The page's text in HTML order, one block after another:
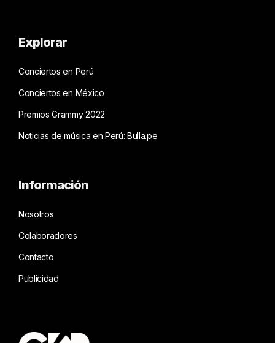
Explorar
Conciertos en Perú
Conciertos en México
Premios Grammy 2022
Noticias de música en Perú: Bulla.pe
Información
Nosotros
Colaboradores
Contacto
Publicidad